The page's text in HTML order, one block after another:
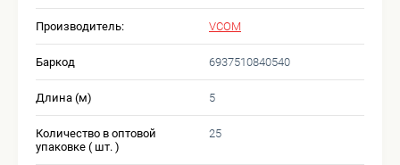
Производитель: VCOM
Баркод 6937510840540
Длина (м) 5
Количество в оптовой
упаковке ( шт. )
25